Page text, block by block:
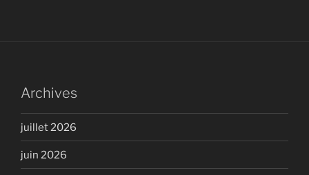
Archives
juillet 2026
juin 2026